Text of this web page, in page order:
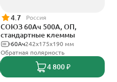
4.7 Россия
СОЮЗ 60Ач 500А, ОП,
стандартные клеммы
242x175x190 мм
60Ач
Обратная полярность
4 800 ₽